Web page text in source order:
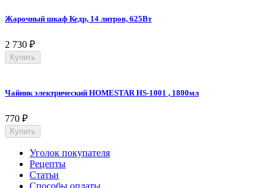
Жарочный шкаф Кедр, 14 литров, 625Вт
2 730 ₽
Купить
Чайник электрический HOMESTAR HS-1001 , 1800мл
770 ₽
Купить
Уголок покупателя
Рецепты
Статьи
Способы оплаты